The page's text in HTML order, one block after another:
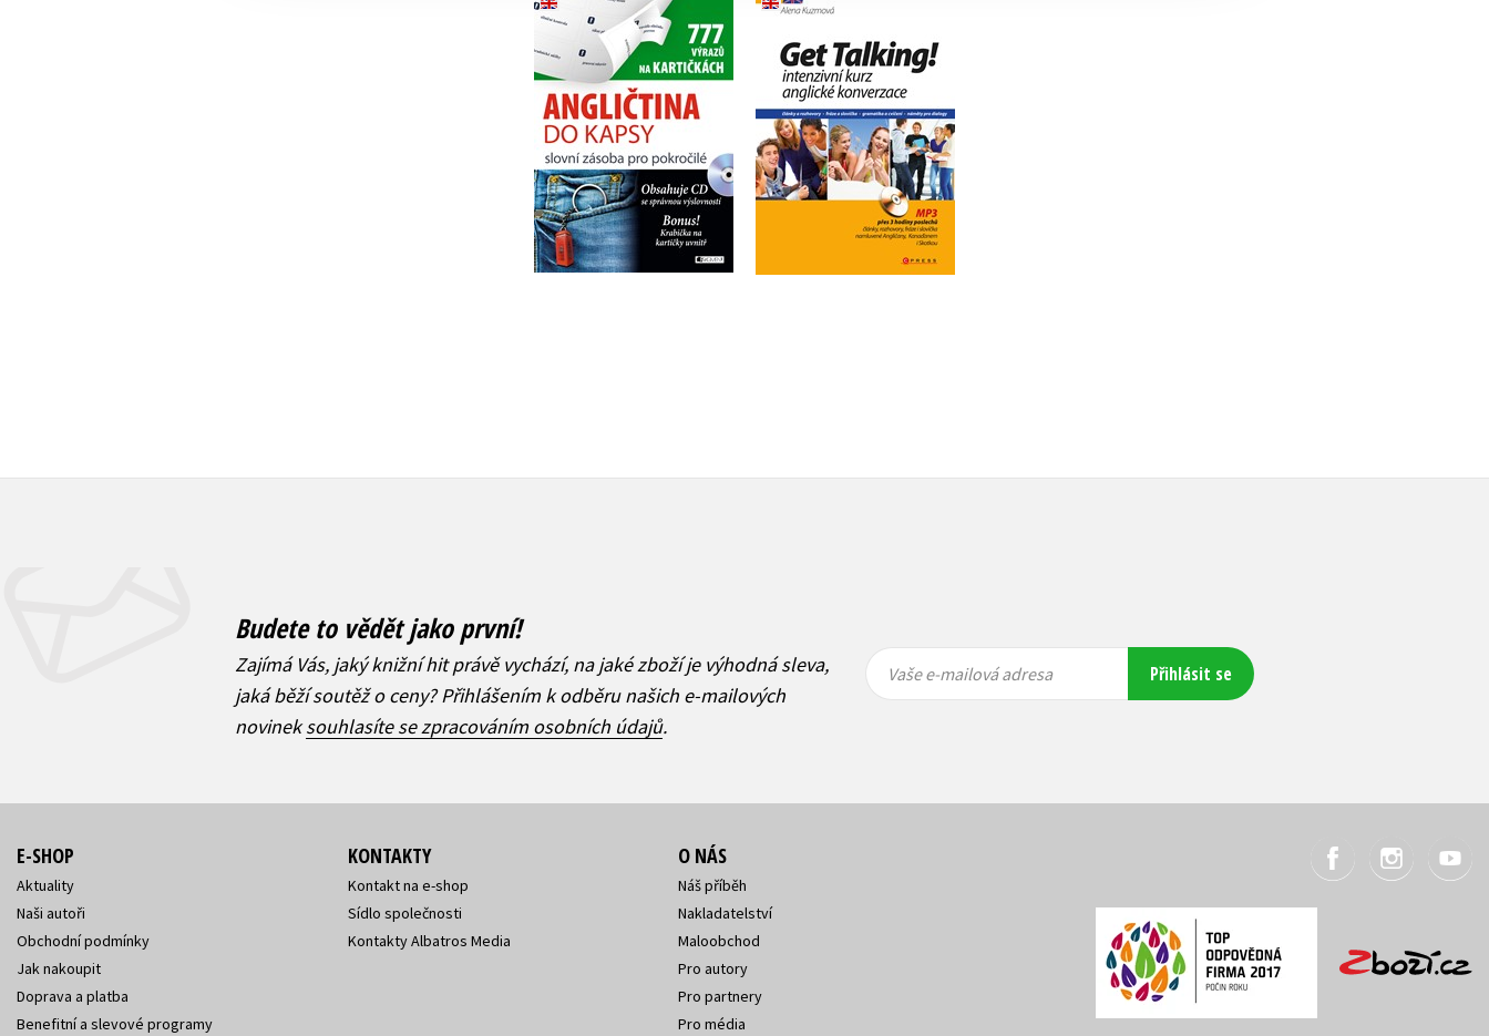
Angličtina do kapsy -
slovní zásoba pro
pokročilé
autora nemá
Do košíku
183 Kč
Get Talking!
Alena Kuzmová
Do košíku
449 Kč
359 Kč
Budete to vědět jako první!
Zajímá Vás, jaký knižní hit právě vychází, na jaké zboží je výhodná sleva,
jaká běží soutěž o ceny? Přihlášením k odběru našich e-mailových
novineksouhlasíte se zpracováním osobních údajů.
mailová
mailová
Vaše e-mailová adresa Přihlásit se
E-SHOP
Aktuality
Naši autoři
Obchodní podmínky
Jak nakoupit
Doprava a platba
Benefitní a slevové programy
KONTAKTY
Kontakt na e-shop
Sídlo společnosti
Kontakty Albatros Media
O NÁS
Náš příběh
Nakladatelství
Maloobchod
Pro autory
Pro partnery
Pro média